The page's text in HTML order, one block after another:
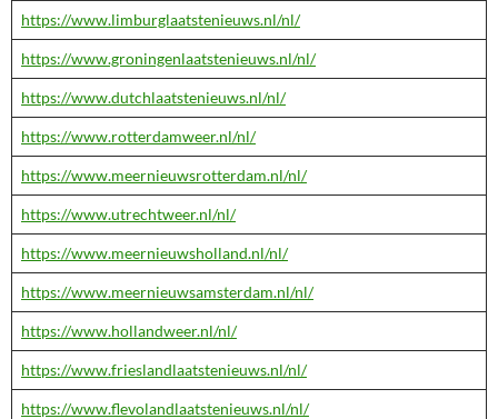
https://www.limburglaatstenieuws.nl/nl/
https://www.groningenlaatstenieuws.nl/nl/
https://www.dutchlaatstenieuws.nl/nl/
https://www.rotterdamweer.nl/nl/
https://www.meernieuwsrotterdam.nl/nl/
https://www.utrechtweer.nl/nl/
https://www.meernieuwsholland.nl/nl/
https://www.meernieuwsamsterdam.nl/nl/
https://www.hollandweer.nl/nl/
https://www.frieslandlaatstenieuws.nl/nl/
https://www.flevolandlaatstenieuws.nl/nl/